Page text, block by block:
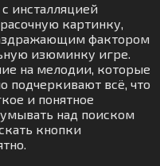
инсталляцией
картинку,
фактором
изюминку игре.
на мелодии, которые
подчеркивают всё, что
и понятное
над поиском
кнопки